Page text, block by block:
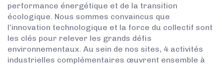
performance énergétique et de la transition
écologique. Nous sommes convaincus que
l’innovation technologique et la force du collectif sont
les clés pour relever les grands défis
environnementaux. Au sein de nos sites, 4 activités
industrielles complémentaires œuvrent ensemble à